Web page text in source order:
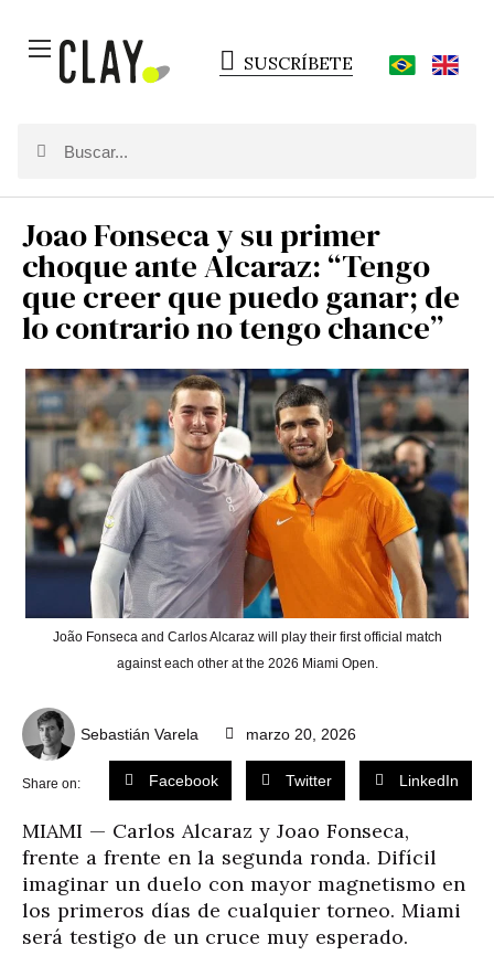
SUSCRÍBETE
Joao Fonseca y su primer
choque ante Alcaraz: “Tengo
que creer que puedo ganar; de
lo contrario no tengo chance”
João Fonseca and Carlos Alcaraz will play their first official match
against each other at the 2026 Miami Open.
Sebastián Varela marzo 20, 2026
Share on: Facebook Twitter LinkedIn
MIAMI — Carlos Alcaraz y Joao Fonseca,
frente a frente en la segunda ronda. Difícil
imaginar un duelo con mayor magnetismo en
los primeros días de cualquier torneo. Miami
será testigo de un cruce muy esperado.